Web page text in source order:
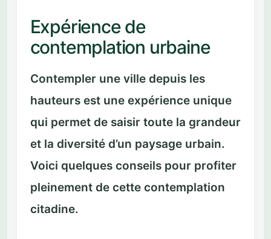
Expérience de
contemplation urbaine
Contempler une ville depuis les
hauteurs est une expérience unique
qui permet de saisir toute la grandeur
et la diversité d’un paysage urbain.
Voici quelques conseils pour profiter
pleinement de cette contemplation
citadine.